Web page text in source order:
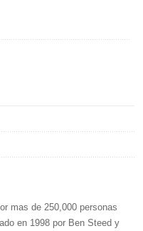
mas de 250,000 personas
en 1998 por Ben Steed y